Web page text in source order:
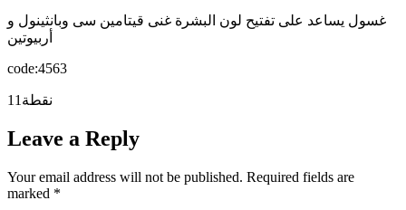
غسول يساعد على تفتيح لون البشرة غنى قيتامين سى وبانثينول و
أربيوتين
code:4563
11نقطة
Leave a Reply
Your email address will not be published. Required fields are
marked *